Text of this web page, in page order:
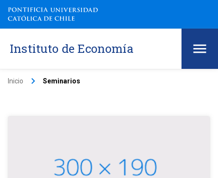
Instituto de Economía
Inicio keyboard_arrow_right Seminarios